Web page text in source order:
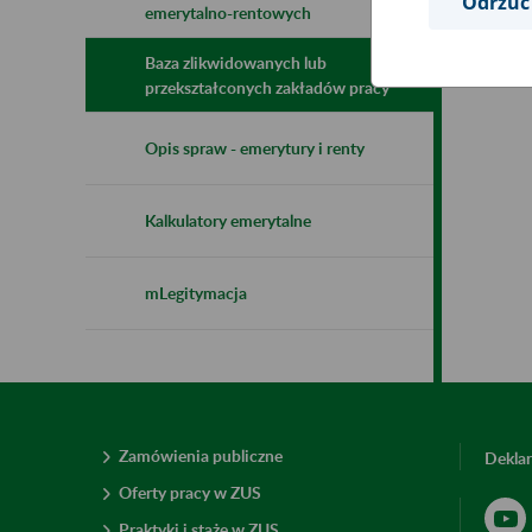
emerytalno-rentowych
Baza zlikwidowanych lub
przekształconych zakładów pracy
Opis spraw - emerytury i renty
Kalkulatory emerytalne
mLegitymacja
Zamówienia publiczne
Oferty pracy w ZUS